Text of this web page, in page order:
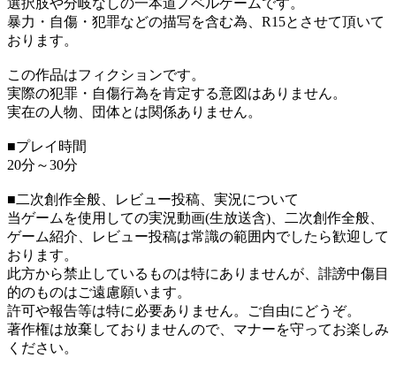
選択肢や分岐なしの一本道ノベルゲームです。
暴力・自傷・犯罪などの描写を含む為、R15とさせて頂いて
おります。
この作品はフィクションです。
実際の犯罪・自傷行為を肯定する意図はありません。
実在の人物、団体とは関係ありません。
■プレイ時間
20分～30分
■二次創作全般、レビュー投稿、実況について
当ゲームを使用しての実況動画(生放送含)、二次創作全般、
ゲーム紹介、レビュー投稿は常識の範囲内でしたら歓迎して
おります。
此方から禁止しているものは特にありませんが、誹謗中傷目
的のものはご遠慮願います。
許可や報告等は特に必要ありません。ご自由にどうぞ。
著作権は放棄しておりませんので、マナーを守ってお楽しみ
ください。